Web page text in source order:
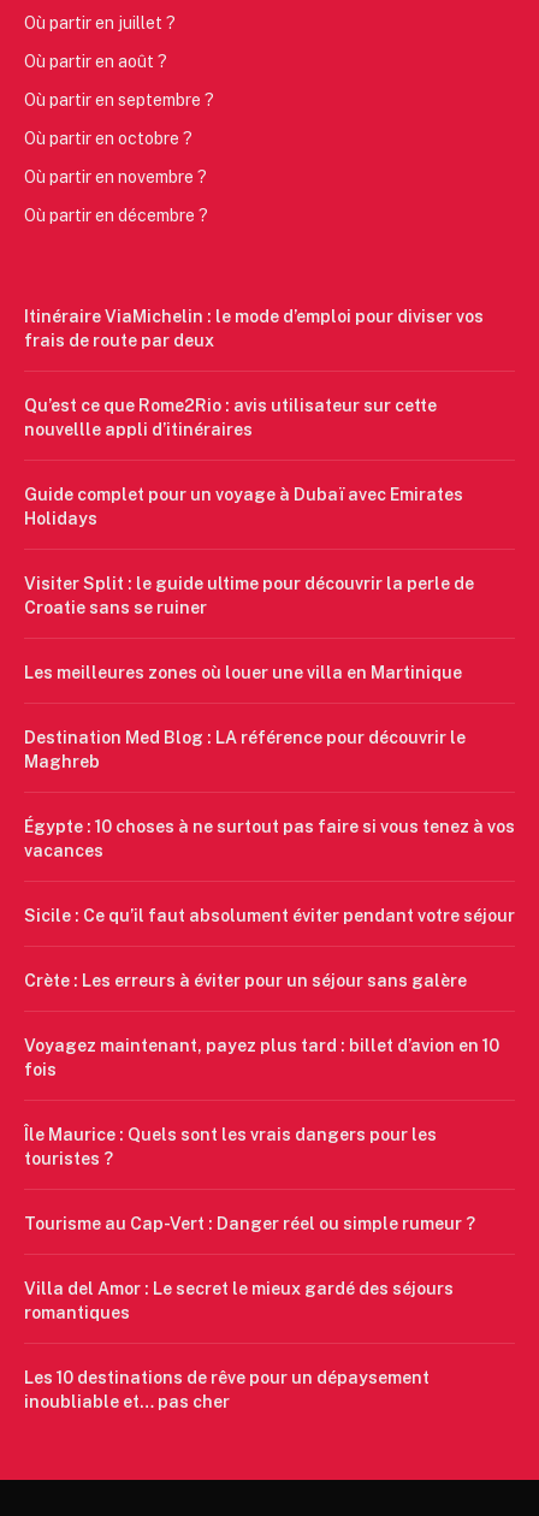
Où partir en juillet ?
Où partir en août ?
Où partir en septembre ?
Où partir en octobre ?
Où partir en novembre ?
Où partir en décembre ?
Itinéraire ViaMichelin : le mode d’emploi pour diviser vos
frais de route par deux
Qu’est ce que Rome2Rio : avis utilisateur sur cette
nouvellle appli d’itinéraires
Guide complet pour un voyage à Dubaï avec Emirates
Holidays
Visiter Split : le guide ultime pour découvrir la perle de
Croatie sans se ruiner
Les meilleures zones où louer une villa en Martinique
Destination Med Blog : LA référence pour découvrir le
Maghreb
Égypte : 10 choses à ne surtout pas faire si vous tenez à vos
vacances
Sicile : Ce qu’il faut absolument éviter pendant votre séjour
Crète : Les erreurs à éviter pour un séjour sans galère
Voyagez maintenant, payez plus tard : billet d’avion en 10
fois
Île Maurice : Quels sont les vrais dangers pour les
touristes ?
Tourisme au Cap-Vert : Danger réel ou simple rumeur ?
Villa del Amor : Le secret le mieux gardé des séjours
romantiques
Les 10 destinations de rêve pour un dépaysement
inoubliable et… pas cher